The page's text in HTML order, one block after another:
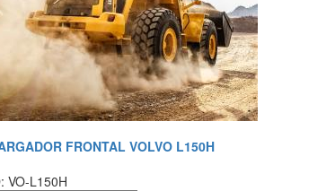
FRONTAL VOLVO L150H
VO-L150H